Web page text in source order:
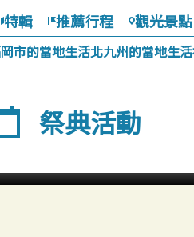
特輯 推薦行程 觀光景點
市的當地生活北九州的當地生活
祭典活動